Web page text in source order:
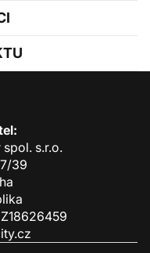
spol. s.r.o.
39